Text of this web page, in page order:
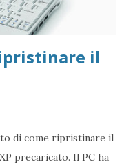
il
di come ripristinare il
precaricato. Il PC ha